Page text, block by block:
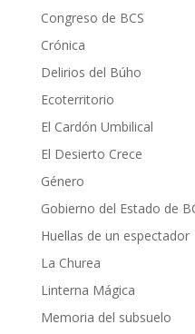
Congreso de BCS
Crónica
Delirios del Búho
Ecoterritorio
El Cardón Umbilical
El Desierto Crece
Género
Gobierno del Estado de
Huellas de un espectador
La Churea
Linterna Mágica
Memoria del subsuelo